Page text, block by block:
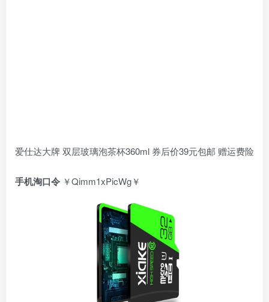
爱仕达大牌 双层玻璃泡茶杯360ml 券后价39元包邮 赠运费险
手机淘口令 ￥Qimm1xPicWg￥